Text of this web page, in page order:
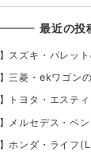
最近の投
スズキ・パレッ
三菱・ekワゴン
トヨタ・エステ
メルセデス・ベ
】ホンダ・ライフ